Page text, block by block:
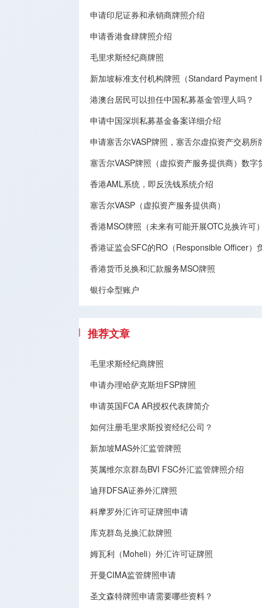
申请印尼证券和承销商牌照介绍
申请香港食肆牌照介绍
毛里求斯经纪商牌照
新加坡标准支付机构牌照（Standard
港澳台居民可以担任中国私募基金管理人吗？
申请中国深圳私募基金备案详细介绍
申请塞舌尔VASP牌照，塞舌尔虚拟资产交易
塞舌尔VASP牌照（虚拟资产服务提供商）数字
香港AML系统，即反洗钱系统介绍
塞舌尔VASP（虚拟资产服务提供商）
香港MSO牌照（未来有可能开展OTC兑换许可
香港证监会SFC的RO（Responsible Officer）
香港货币兑换和汇款服务MSO牌照
银行伞型账户
推荐文章
毛里求斯经纪商牌照
申请办理哈萨克斯坦FSP牌照
申请英国FCA AR授权代表牌简介
如何注册毛里求斯投资经纪公司？
新加坡MAS外汇监管牌照
英属维尔京群岛BVI FSC外汇监管牌照介绍
迪拜DFSA证券外汇牌照
科摩罗外汇许可证牌照申请
库克群岛兑换汇款牌照
姆瓦利（Moheli）外汇许可证牌照
开曼CIMA监管牌照申请
圣文森特牌照申请需要哪些资料？